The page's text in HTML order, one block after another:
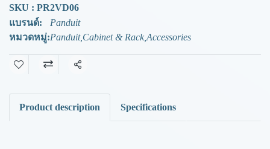
SKU : PR2VD06
แบรนด์:
Panduit
หมวดหมู่:Panduit, Cabinet & Rack Accessories
แชร์
Product description Specifications